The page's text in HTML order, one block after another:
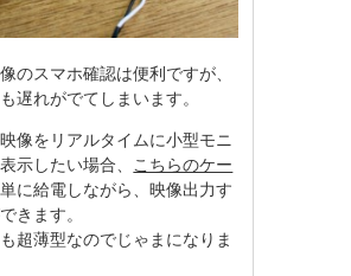
のスマホ確認は便利ですが、
遅れがでてしまいます。
像をリアルタイムに小型モニ
示したい場合、 こちらのケー
に給電しながら、映像出力す
きます。
超薄型なのでじゃまになりま